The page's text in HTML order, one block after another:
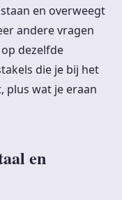
en overweegt
andere vragen
dezelfde
die je bij het
plus wat je eraan
en